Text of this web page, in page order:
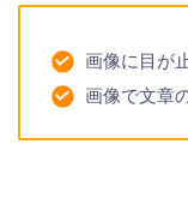
画像に目が
画像で文章